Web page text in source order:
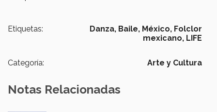
Etiquetas: Danza, Baile, México, Folclor
mexicano, LIFE
Categoría: Arte y Cultura
Notas Relacionadas